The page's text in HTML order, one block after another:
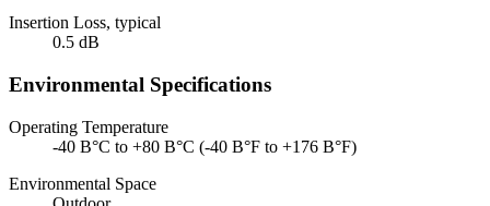
Insertion Loss, typical
0.5 dB
Environmental Specifications
Operating Temperature
-40 В°C to +80 В°C (-40 В°F to +176 В°F)
Environmental Space